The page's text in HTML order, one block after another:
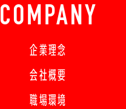
COMPANY
企業理念
会社概要
職場環境